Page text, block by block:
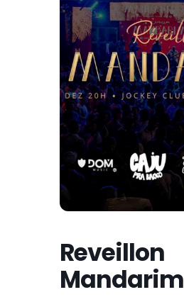
Reveillon
Mandarim